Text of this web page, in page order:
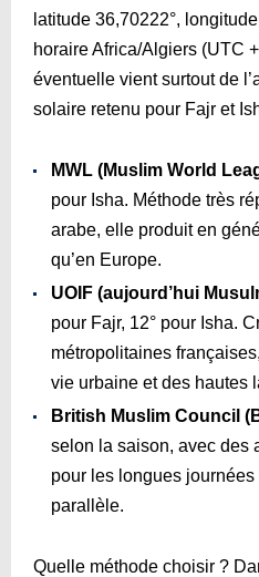
latitude 36,70222°,
horaire Africa/Algiers (UTC
éventuelle vient surtout de
solaire retenu pour Fajr et
MWL (Muslim World
pour Isha. Méthode très
arabe, elle produit en
qu’en Europe.
UOIF (aujourd’hui
pour Fajr, 12° pour Isha.
métropolitaines
vie urbaine et des hautes
British Muslim Council
selon la saison, avec des
pour les longues journées
parallèle.
Quelle méthode choisir ?